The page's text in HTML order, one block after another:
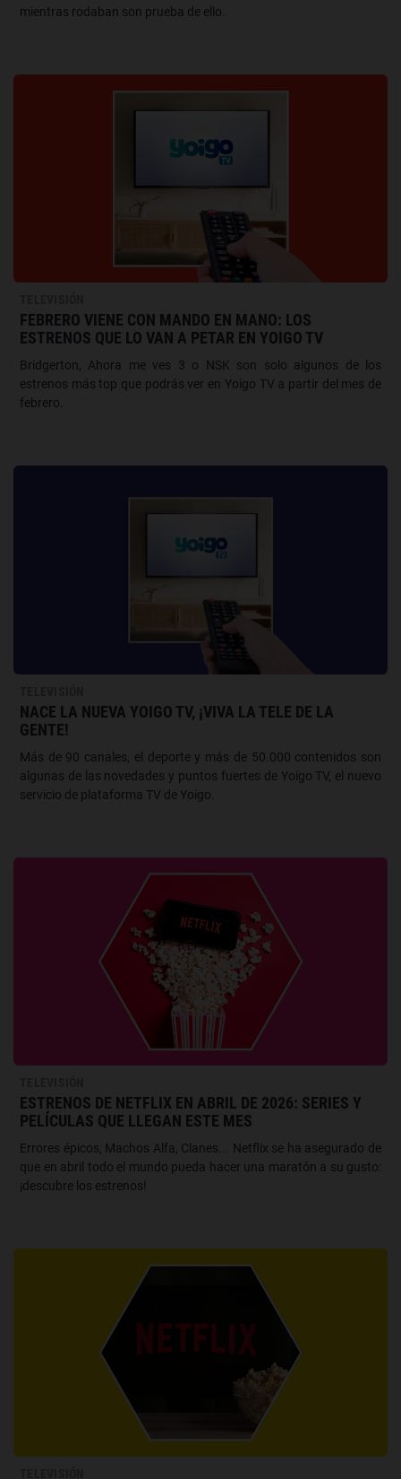
mientras rodaban son prueba de ello.
FEBRERO VIENE CON MANDO EN MANO: LOS
ESTRENOS QUE LO VAN A PETAR EN YOIGO TV
Bridgerton, Ahora me ves 3 o NSK son solo algunos de los
estrenos más top que podrás ver en Yoigo TV a partir del mes de
febrero.
NACE LA NUEVA YOIGO TV, ¡VIVA LA TELE DE LA
GENTE!
Más de 90 canales, el deporte y más de 50.000 contenidos son
algunas de las novedades y puntos fuertes de Yoigo TV, el nuevo
servicio de plataforma TV de Yoigo.
ESTRENOS DE NETFLIX EN ABRIL DE 2026: SERIES Y
PELÍCULAS QUE LLEGAN ESTE MES
Errores épicos, Machos Alfa, Clanes... Netflix se ha asegurado de
que en abril todo el mundo pueda hacer una maratón a su gusto:
¡descubre los estrenos!